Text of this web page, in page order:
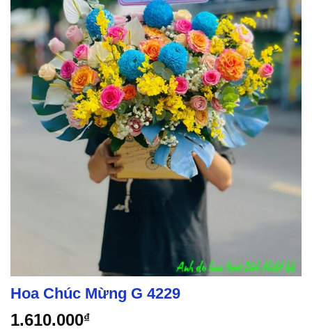
Hoa Chúc Mừng G 4229
1.610.000₫